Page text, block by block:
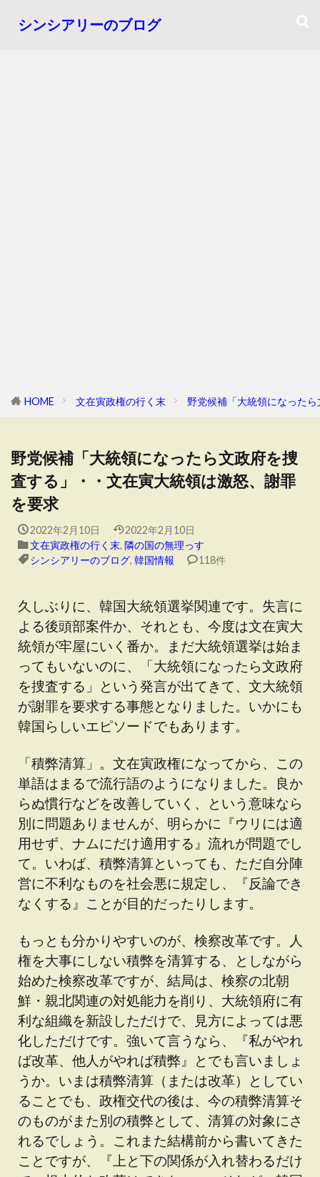
シンシアリーのブログ
HOME 文在寅政権の行く末 野党候補「大統領になった
野党候補「大統領になったら文政府を捜
査する」・・文在寅大統領は激怒、謝罪
を要求
2022年2月10日
2022年2月10日
文在寅政権の行く末, 隣の国の無理っす
シンシアリーのブログ, 韓国情報 118件
久しぶりに、韓国大統領選挙関連です。失言に
よる後頭部案件か、それとも、今度は文在寅大
統領が牢屋にいく番か。まだ大統領選挙は始ま
ってもいないのに、「大統領になったら文政府
を捜査する」という発言が出てきて、文大統領
が謝罪を要求する事態となりました。いかにも
韓国らしいエピソードでもあります。
「積弊清算」。文在寅政権になってから、この
単語はまるで流行語のようになりました。良か
らぬ慣行などを改善していく、という意味なら
別に問題ありませんが、明らかに『ウリには適
用せず、ナムにだけ適用する』流れが問題でし
て。いわば、積弊清算といっても、ただ自分陣
営に不利なものを社会悪に規定し、『反論でき
なくする』ことが目的だったりします。
もっとも分かりやすいのが、検察改革です。人
権を大事にしない積弊を清算する、としながら
始めた検察改革ですが、結局は、検察の北朝
鮮・親北関連の対処能力を削り、大統領府に有
利な組織を新設しただけで、見方によっては悪
化しただけです。強いて言うなら、『私がやれ
ば改革、他人がやれば積弊』とでも言いましょ
うか。いまは積弊清算（または改革）としてい
ることでも、政権交代の後は、今の積弊清算そ
のものがまた別の積弊として、清算の対象にさ
れるでしょう。これまた結構前から書いてきた
ことですが、『上と下の関係が入れ替わるだけ